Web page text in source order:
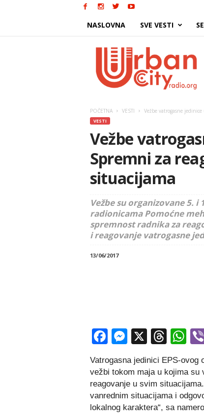
NASLOVNA SVE VESTI
POČETNA VESTI Vežbe vatrogasne
VESTI
Vežbe
Spremni za
situacijama
Vežbe su organizovane 5.
radionicama Pomoćne
spremnost radnika za
i reagovanje vatrogasne
13/06/2017
Facebook
Messenger
X
Vatrogasna jedinici EPS-ovog
vežbi tokom maja u kojima su
reagovanje u svim
vanrednim situacijama i
lokalnog karaktera“, sa